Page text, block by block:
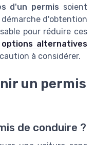
d'un permis soient
d'obtention
pour réduire ces
options alternatives
à considérer.
un permis
de conduire ?